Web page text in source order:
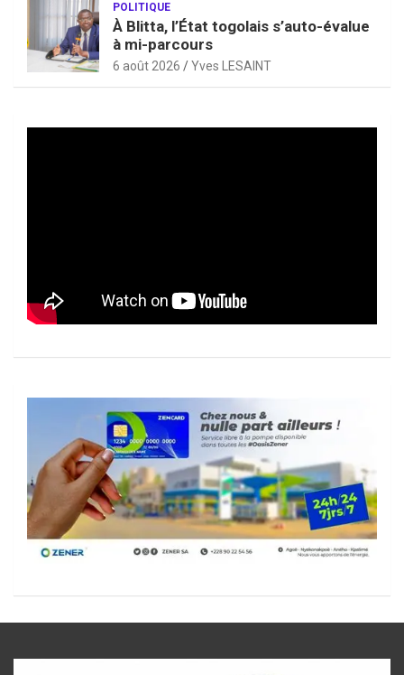
POLITIQUE
À Blitta, l’État togolais s’auto-évalue
à mi-parcours
6 août 2026 Yves LESAINT